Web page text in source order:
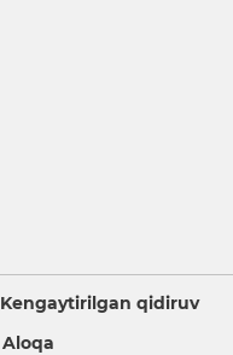
Kengaytirilgan qidiruv
Aloqa